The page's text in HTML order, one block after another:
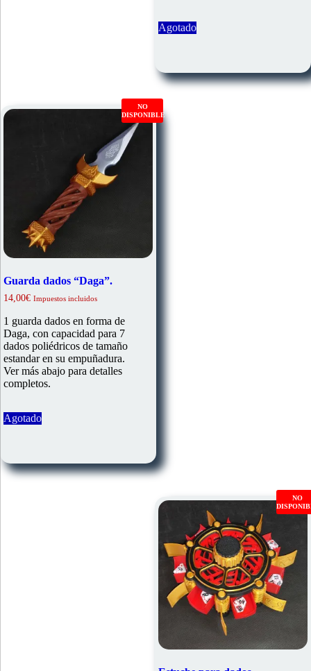
Agotado
NO
DISPONIBLE
Guarda dados “Daga”.
14,00€ Impuestos incluidos
1 guarda dados en forma de
Daga, con capacidad para 7
dados poliédricos de tamaño
estandar en su empuñadura.
Ver más abajo para detalles
completos.
Agotado
NO